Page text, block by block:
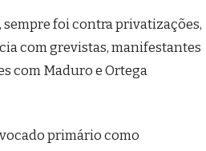
foi contra privatizações,
com grevistas, manifestantes
com Maduro e Ortega
primário como